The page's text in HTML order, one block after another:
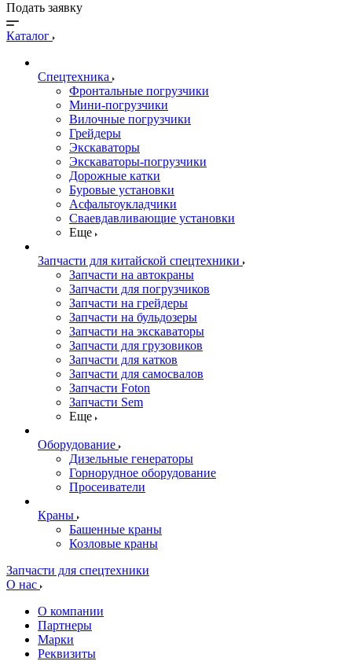
Подать заявку
Каталог
Спецтехника
Фронтальные погрузчики
Мини-погрузчики
Вилочные погрузчики
Грейдеры
Экскаваторы
Экскаваторы-погрузчики
Дорожные катки
Буровые установки
Асфальтоукладчики
Сваевдавливающие установки
Еще
Запчасти для китайской спецтехники
Запчасти на автокраны
Запчасти для погрузчиков
Запчасти на грейдеры
Запчасти на бульдозеры
Запчасти на экскаваторы
Запчасти для грузовиков
Запчасти для катков
Запчасти для самосвалов
Запчасти Foton
Запчасти Sem
Еще
Оборудование
Дизельные генераторы
Горнорудное оборудование
Просеиватели
Краны
Башенные краны
Козловые краны
Запчасти для спецтехники
О нас
О компании
Партнеры
Марки
Реквизиты